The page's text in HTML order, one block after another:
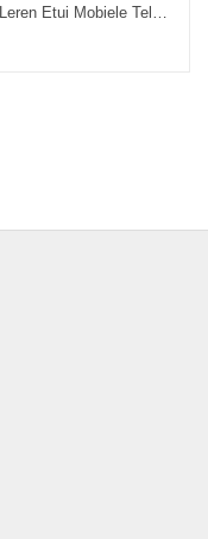
Motorola One Hyper Hoesje Bescherming Leren Etui Mobiele Telefoon Clamshell Roze Online